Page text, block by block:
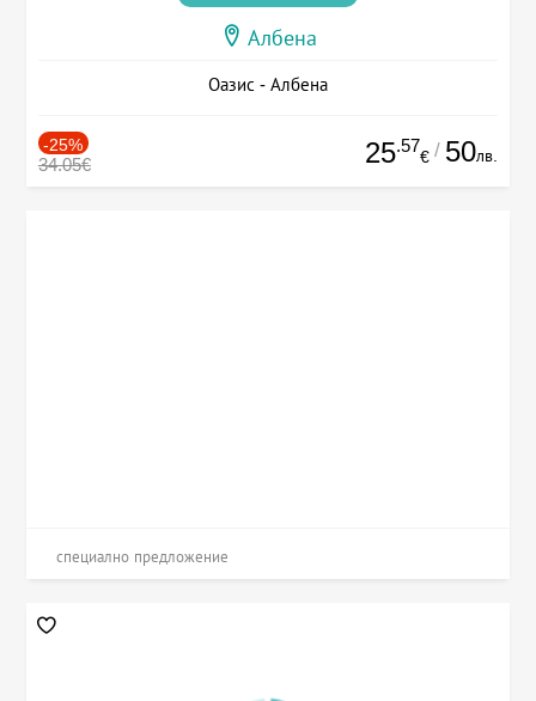
Албена
Оазис - Албена
-25%
34.05€ 25.57
€ / 50лв.
специално предложение